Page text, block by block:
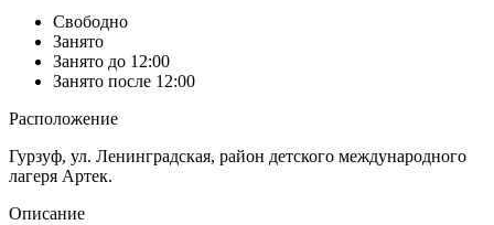
Свободно
Занято
Занято до 12:00
Занято после 12:00
Расположение
Гурзуф, ул. Ленинградская, район детского международного
лагеря Артек.
Описание